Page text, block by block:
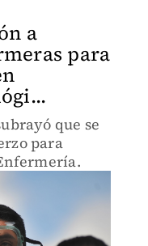
a
para
que se
para